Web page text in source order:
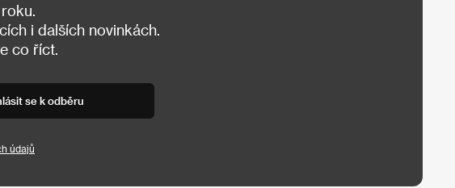
i dalších novinkách.
co říct.
se k odběru
údajů